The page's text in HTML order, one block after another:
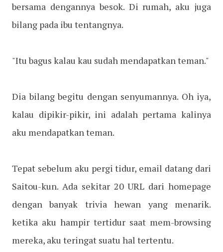
bersama dengannya besok. Di rumah, aku juga
bilang pada ibu tentangnya.
"Itu bagus kalau kau sudah mendapatkan teman."
Dia bilang begitu dengan senyumannya. Oh iya,
kalau dipikir-pikir, ini adalah pertama kalinya
aku mendapatkan teman.
Tepat sebelum aku pergi tidur, email datang dari
Saitou-kun. Ada sekitar 20 URL dari homepage
dengan banyak trivia hewan yang menarik.
ketika aku hampir tertidur saat mem-browsing
mereka, aku teringat suatu hal tertentu.